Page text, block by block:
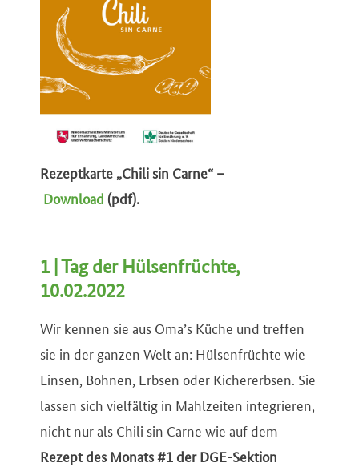
Rezeptkarte „Chili sin Carne“ –
Download (pdf).
1 | Tag der Hülsenfrüchte,
10.02.2022
Wir kennen sie aus Oma’s Küche und treffen
sie in der ganzen Welt an: Hülsenfrüchte wie
Linsen, Bohnen, Erbsen oder Kichererbsen. Sie
lassen sich vielfältig in Mahlzeiten integrieren,
nicht nur als Chili sin Carne wie auf dem
Rezept des Monats #1 der DGE-Sektion